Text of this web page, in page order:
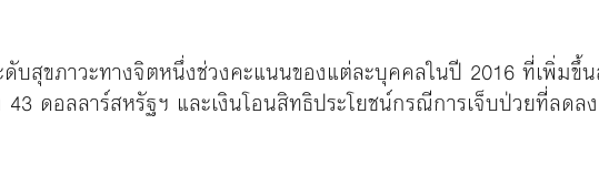
ดับสุขภาวะทางจิตหนึ่งช่วงคะแนนของแต่ละบุคคลในปี 2016 ที่เพิ่มขึ้
ดอลลาร์สหรัฐฯ และเงินโอนสิทธิประโยชน์กรณีการเจ็บป่วยที่ลด